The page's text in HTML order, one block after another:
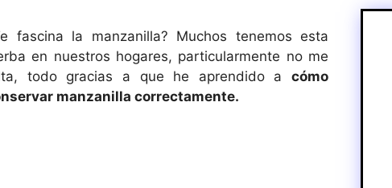
fascina la manzanilla? Muchos tenemos esta
en nuestros hogares, particularmente no me
todo gracias a que he aprendido a cómo
manzanilla correctamente.